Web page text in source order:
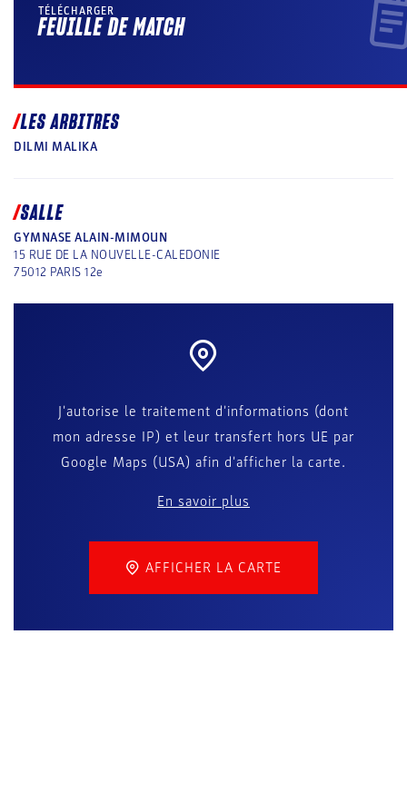
TÉLÉCHARGER
FEUILLE DE MATCH
LES ARBITRES
DILMI MALIKA
SALLE
GYMNASE ALAIN-MIMOUN
15 RUE DE LA NOUVELLE-CALEDONIE
75012 PARIS 12e
J'autorise le traitement d'informations (dont
mon adresse IP) et leur transfert hors UE par
Google Maps (USA) afin d'afficher la carte.
En savoir plus
AFFICHER LA CARTE